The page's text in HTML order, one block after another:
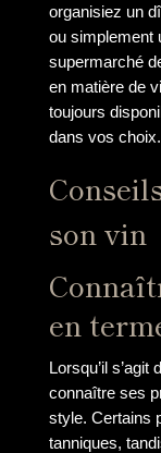
organisiez un
ou simplement
supermarché
en matière de
toujours
dans vos choix.
son vin
en
Lorsqu’il
connaître ses
style. Certains
tanniques,